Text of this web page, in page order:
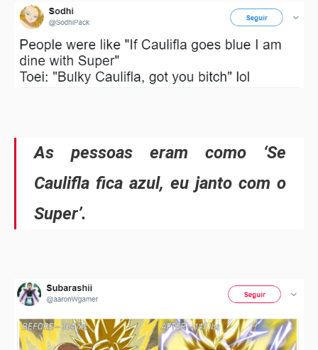
As pessoas eram como ‘Se
Caulifla fica azul, eu janto com o
Super’.